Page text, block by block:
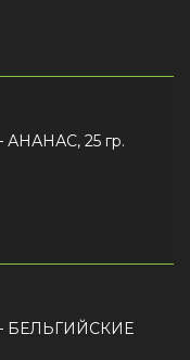
АНАНАС, 25 гр.
— БЕЛЬГИЙСКИЕ